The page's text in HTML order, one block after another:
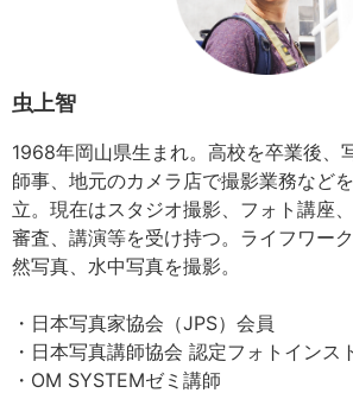
虫上智
1968年岡山県生まれ。高校を卒業後、
師事、地元のカメラ店で撮影業務など
立。現在はスタジオ撮影、フォト講座
審査、講演等を受け持つ。ライフワー
然写真、水中写真を撮影。
・日本写真家協会（JPS）会員
・日本写真講師協会 認定フォトインス
・OM SYSTEMゼミ講師